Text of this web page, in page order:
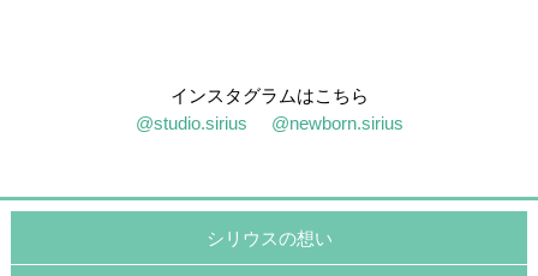
インスタグラムはこちら
@studio.sirius
@newborn.sirius
シリウスの想い